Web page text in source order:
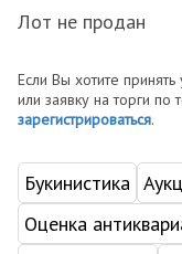
Лот не продан
Если Вы хотите
или заявку на торги
зарегистрироваться.
Букинистика
Оценка